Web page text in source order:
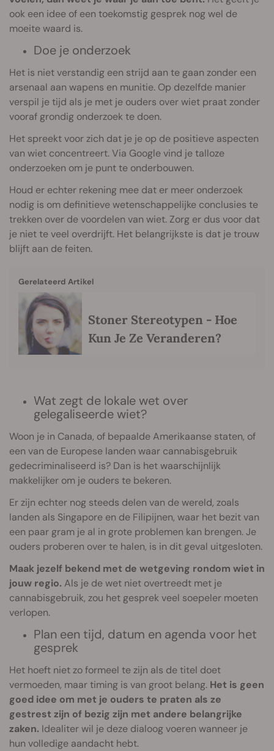
ook een idee of een toekomstig gesprek nog wel de
moeite waard is.
Doe je onderzoek
Het is niet verstandig een strijd aan te gaan zonder een
arsenaal aan wapens en munitie. Op dezelfde manier
verspil je tijd als je met je ouders over wiet praat zonder
vooraf grondig onderzoek te doen.
Het spreekt voor zich dat je je op de positieve aspecten
van wiet concentreert. Via Google vind je talloze
onderzoeken om je punt te onderbouwen.
Houd er echter rekening mee dat er meer onderzoek
nodig is om definitieve wetenschappelijke conclusies te
trekken over de voordelen van wiet. Zorg er dus voor dat
je niet te veel overdrijft. Het belangrijkste is dat je trouw
blijft aan de feiten.
Gerelateerd Artikel
Stoner Stereotypen - Hoe
Kun Je Ze Veranderen?
Wat zegt de lokale wet over
gelegaliseerde wiet?
Woon je in Canada, of bepaalde Amerikaanse staten, of
een van de Europese landen waar cannabisgebruik
gedecriminaliseerd is? Dan is het waarschijnlijk
makkelijker om je ouders te bekeren.
Er zijn echter nog steeds delen van de wereld, zoals
landen als Singapore en de Filipijnen, waar het bezit van
een paar gram je al in grote problemen kan brengen. Je
ouders proberen over te halen, is in dit geval uitgesloten.
Maak jezelf bekend met de wetgeving rondom wiet in
jouw regio. Als je de wet niet overtreedt met je
cannabisgebruik, zou het gesprek veel soepeler moeten
verlopen.
Plan een tijd, datum en agenda voor het
gesprek
Het hoeft niet zo formeel te zijn als de titel doet
vermoeden, maar timing is van groot belang. Het is geen
goed idee om met je ouders te praten als ze
gestrest zijn of bezig zijn met andere belangrijke
zaken. Idealiter wil je deze dialoog voeren wanneer je
hun volledige aandacht hebt.